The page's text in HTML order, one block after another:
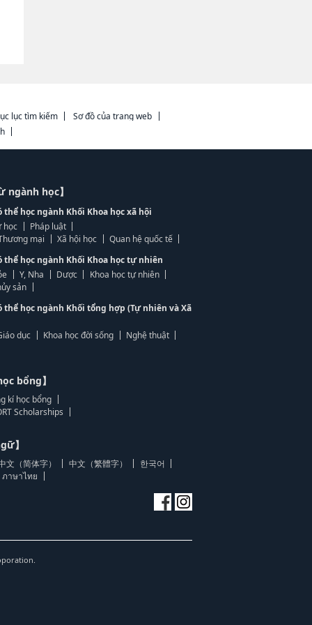
lục tìm kiếm
Sơ đồ của trang web
học】
học ngành Khối Khoa học xã hội
học
Pháp luật
mại
Xã hội học
Quan hệ quốc tế
thể học ngành Khối Khoa học tự nhiên
Y, Nha Dược
Khoa học tự nhiên
sản
thể học ngành Khối tổng hợp (Tự nhiên và Xã
dục Khoa học đời sống Nghệ thuật
bổng】
kí học bổng
Scholarships
】
文（简体字） 中文（繁體字）
한국어
ภาษาไทย